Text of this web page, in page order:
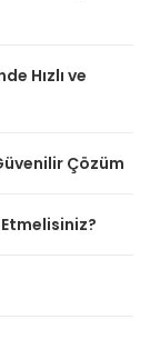
Hızlı ve
Çözüm